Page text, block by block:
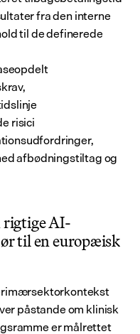
fra den interne
til de definerede
risici
afbødningstiltag og
AI-
til en europæisk
påstande om klinisk
er målrettet